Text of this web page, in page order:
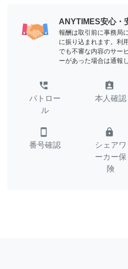
ANYTIMES安心・
報酬は取引前に事務局
に振り込まれます。利
でも不審な内容のサー
ーがあった場合は通報
perm_phone_msg
パトロー
ル
assignment_ind
本人確認
smartphone
番号確認
lock
シェアワ
ーカー保
険